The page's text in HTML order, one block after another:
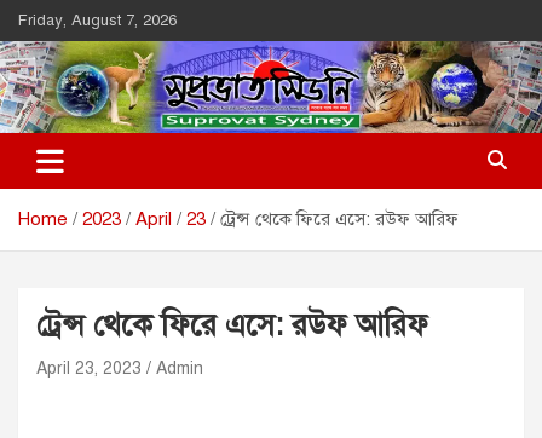
Skip
to
content
Friday, August 7, 2026
Suprovat Sydney
The Leading Bangladesh Community Newspaper In Australia
Home 2023 April 23 ট্রেন্স থেকে ফিরে এসে: রউফ আরিফ
ট্রেন্স থেকে ফিরে এসে: রউফ আরিফ
April 23, 2023 Admin